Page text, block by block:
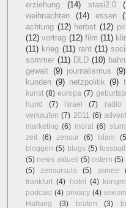
erziehung
(14) stasi2.0
weihnachten
(14) essen
achtung (12) herbst (12)
(12) vortrag (12) film (11)
(11) krieg (11) rant (11)
sommer (11) DLD (10) bahn
gewalt (9) journalismus (9)
kunden (9) netzpolitik (9)
kunst (8) europa (7)
hund
(7) israel (7) radio
verkaufen (7) 2011 (6) advent
marketing (6) moral (6)
zeit
(6) zensur (6) Islam
bloggen (5) blogs (5) fussball
(5) news aktuell (5) ostern (5)
(5)
zensursula (5) armee
frankfurt (4) hotel (4)
podcast (4) privacy (4)
Haltung
(3) braten (3)